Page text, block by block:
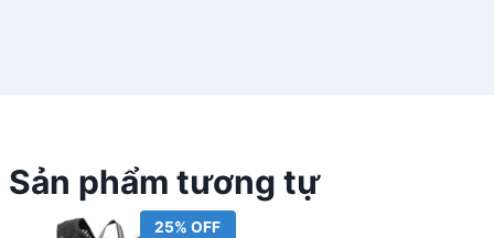
Sản phẩm tương tự
25% OFF